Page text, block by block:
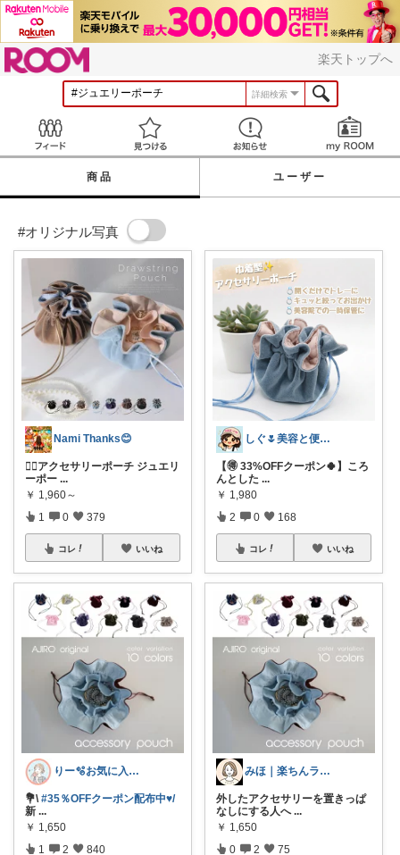
楽天トップへ
詳細検索
見つける お知らせ
商品 ユーザー
#オリジナル写真
Nami Thanks😊
💁‍♀️アクセサリーポーチ ジュエリ
ーポー ...
￥ 1,960～
1 0 379
コレ いいね
りー🫧お気に入りのある暮らし🧺
💐\ #35％OFFクーポン配布中♥/
新 ...
￥ 1,650
1 2 840
しぐ🌷美容と便利な小物🍀
【🉐 33%OFFクーポン🍀】ころ
んとした ...
￥ 1,980
2 0 168
コレ いいね
みほ｜楽ちんライフ研究中
外したアクセサリーを置きっぱ
なしにする人へ ...
￥ 1,650
0 2 75